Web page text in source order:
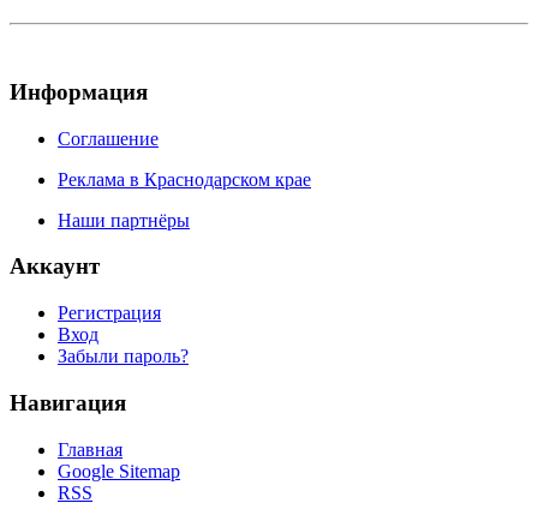
Информация
Соглашение
Реклама в Краснодарском крае
Наши партнёры
Аккаунт
Регистрация
Вход
Забыли пароль?
Навигация
Главная
Google Sitemap
RSS